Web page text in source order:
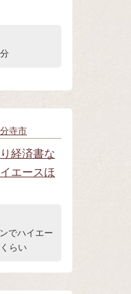
寺市
経済書な
エースほ
でハイエー
らい